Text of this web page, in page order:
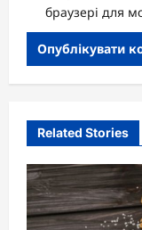
браузері для
Related Stories